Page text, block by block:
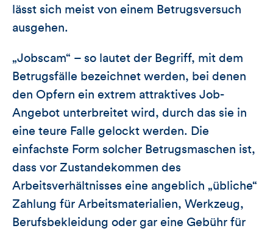
lässt sich meist von einem Betrugsversuch
ausgehen.
„Jobscam“ – so lautet der Begriff, mit dem
Betrugsfälle bezeichnet werden, bei denen
den Opfern ein extrem attraktives Job-
Angebot unterbreitet wird, durch das sie in
eine teure Falle gelockt werden. Die
einfachste Form solcher Betrugsmaschen ist,
dass vor Zustandekommen des
Arbeitsverhältnisses eine angeblich „übliche“
Zahlung für Arbeitsmaterialien, Werkzeug,
Berufsbekleidung oder gar eine Gebühr für